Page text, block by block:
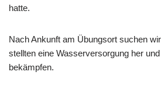
hatte.
Nach Ankunft am Übungsort suchen
stellten eine Wasserversorgung her
bekämpfen.